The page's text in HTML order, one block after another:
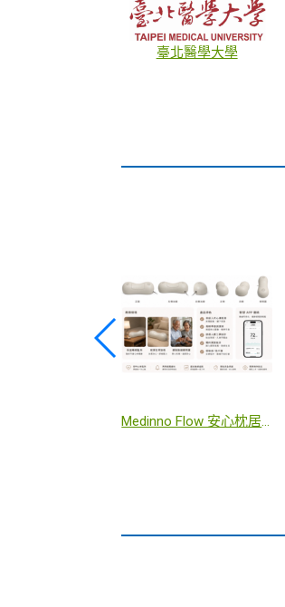
偉喬生醫股份有限公司
甘露糖私密潔淨慕斯 150ml